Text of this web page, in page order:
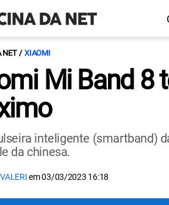
NET XIAOMI
Mi Band 8
inteligente (smartband)
da chinesa.
em03/03/2023 16:18